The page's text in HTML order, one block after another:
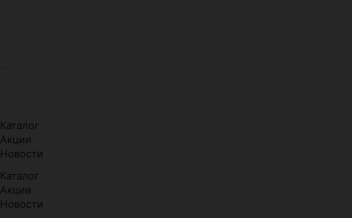
Каталог
Акции
Новости
Каталог
Акции
Новости